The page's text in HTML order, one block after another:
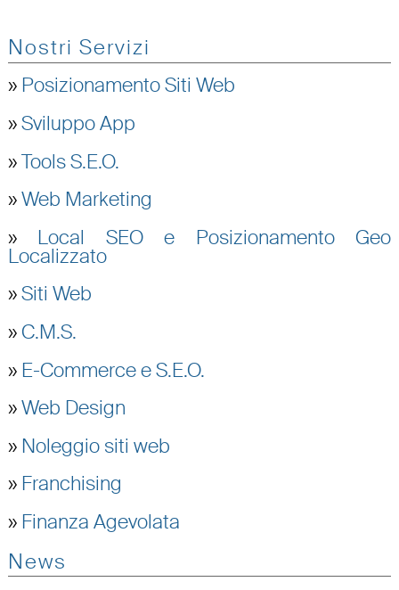
Nostri Servizi
» Posizionamento Siti Web
»Sviluppo App
»Tools S.E.O.
»Web Marketing
» Local SEO e Posizionamento Geo
Localizzato
»Siti Web
» C.M.S.
» E-Commerce e S.E.O.
»Web Design
» Noleggio siti web
» Franchising
» Finanza Agevolata
News